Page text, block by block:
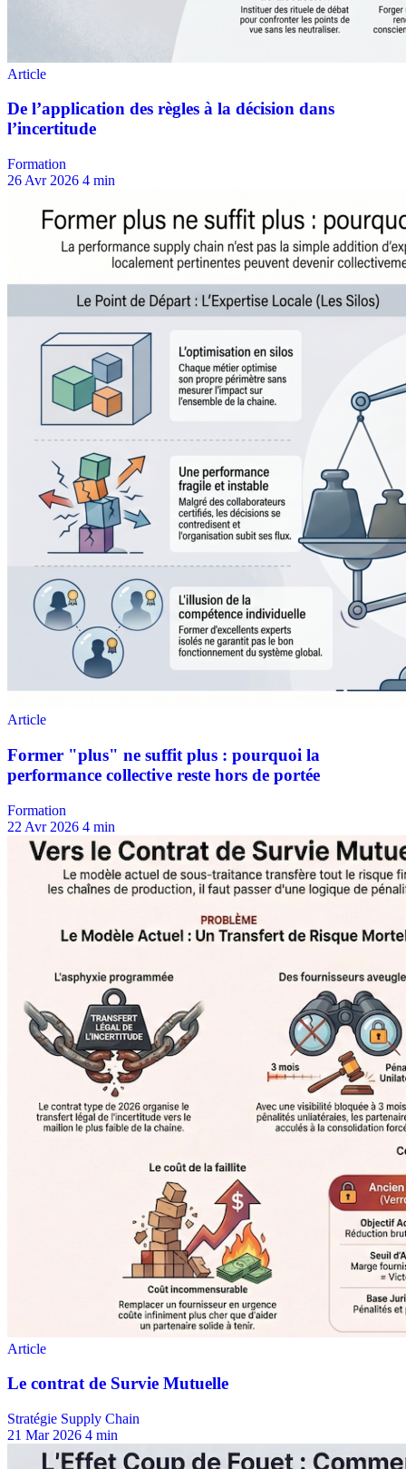
Formation
26 Avr 2026 4 min
Formation
22 Avr 2026 4 min
Stratégie Supply Chain
21 Mar 2026 4 min